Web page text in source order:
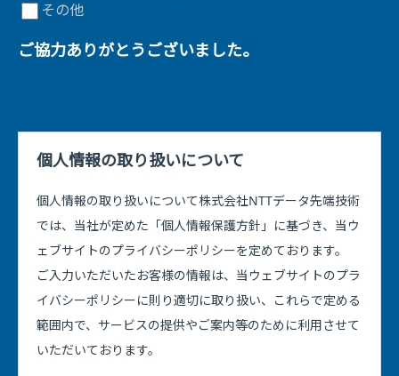
その他
ご協力ありがとうございました。
個人情報の取り扱いについて
個人情報の取り扱いについて株式会社NTTデータ先端技術
では、当社が定めた「個人情報保護方針」に基づき、当ウ
ェブサイトのプライバシーポリシーを定めております。
ご入力いただいたお客様の情報は、当ウェブサイトのプラ
イバシーポリシーに則り適切に取り扱い、これらで定める
範囲内で、サービスの提供やご案内等のために利用させて
いただいております。